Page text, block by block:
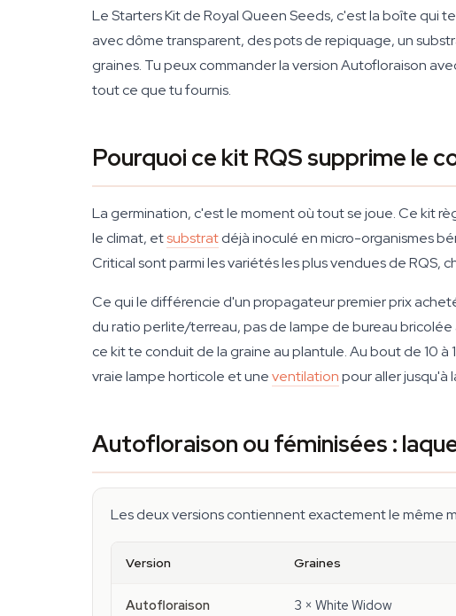
Le Starters Kit de Royal Queen Seeds, c'est la boîte qui
avec dôme transparent, des pots de repiquage, un
graines. Tu peux commander la version Autofloraison
tout ce que tu fournis.
Pourquoi ce kit RQS supprime le
La germination, c'est le moment où tout se joue. Ce kit
le climat, etsubstratdéjà inoculé en micro-organismes
Critical sont parmi les variétés les plus vendues de
Ce qui le différencie d'un propagateur premier prix
du ratio perlite/terreau, pas de lampe de bureau
ce kit te conduit de la graine au plantule. Au bout de 10
vraie lampe horticole et uneventilationpour aller jusqu'à
Autofloraison ou féminisées :
Les deux versions contiennent exactement le même
Version Graines
Autofloraison
3 × White Widow